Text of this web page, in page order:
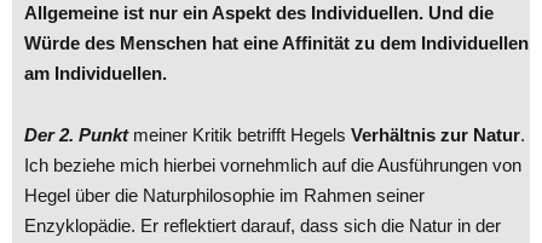
Allgemeine ist nur ein Aspekt des Individuellen. Und die
Würde des Menschen hat eine Affinität zu dem Individuellen
am Individuellen.
Der 2. Punkt meiner Kritik betrifft Hegels Verhältnis zur Natur.
Ich beziehe mich hierbei vornehmlich auf die Ausführungen von
Hegel über die Naturphilosophie im Rahmen seiner
Enzyklopädie. Er reflektiert darauf, dass sich die Natur in der